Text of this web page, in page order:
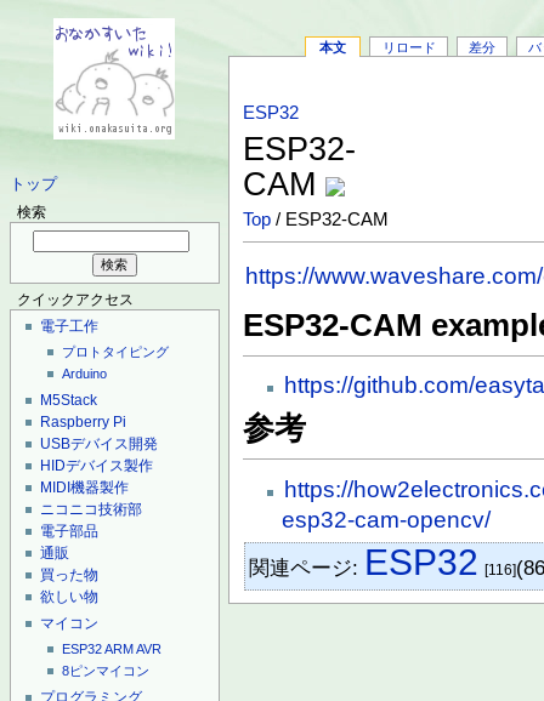
トップ
検索
クイックアクセス
電子工作
プロトタイピング
Arduino
M5Stack
Raspberry Pi
USBデバイス開発
HIDデバイス製作
MIDI機器製作
ニコニコ技術部
電子部品
通販
買った物
欲しい物
マイコン
ESP32ARMAVR
8ピンマイコン
プログラミング
本文 リロード 差分 バ
ESP32
ESP32-
CAM
Top / ESP32-CAM
https://
ESP32-CAM
https://github.com/
参考
https://
esp32-cam-opencv/
関連ページ: ESP32 [116]